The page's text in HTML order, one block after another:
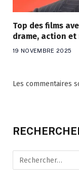
Top des films
drame, action et
19 NOVEMBRE 2025
Les commentaires